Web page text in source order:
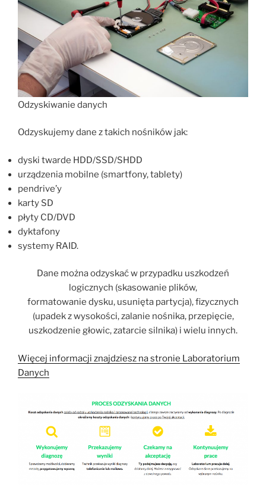
Odzyskiwanie danych
Odzyskujemy dane z takich nośników jak:
dyski twarde HDD/SSD/SHDD
urządzenia mobilne (smartfony, tablety)
pendrive’y
karty SD
płyty CD/DVD
dyktafony
systemy RAID.
Dane można odzyskać w przypadku ​uszkodzeń
logicznych ​(skasowanie plików,
formatowanie dysku, usunięta partycja), ​fizycznych​
(upadek z wysokości, zalanie nośnika, przepięcie,
uszkodzenie głowic, zatarcie silnika) i wielu innych.
Więcej informacji znajdziesz na stronie Laboratorium
Danych